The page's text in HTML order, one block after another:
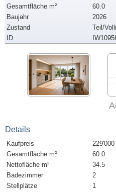
Gesamtfläche m²
60.0
Baujahr
2026
Zustand
Teil/
ID
Details
Kaufpreis
229'000
Gesamtfläche m²
60.0
Nettofläche m²
34.5
Badezimmer
2
Stellplätze
1